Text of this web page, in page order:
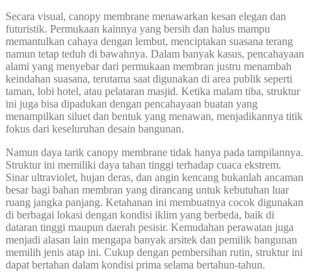
Secara visual, canopy membrane menawarkan kesan elegan dan
futuristik. Permukaan kainnya yang bersih dan halus mampu
memantulkan cahaya dengan lembut, menciptakan suasana terang
namun tetap teduh di bawahnya. Dalam banyak kasus, pencahayaan
alami yang menyebar dari permukaan membran justru menambah
keindahan suasana, terutama saat digunakan di area publik seperti
taman, lobi hotel, atau pelataran masjid. Ketika malam tiba, struktur
ini juga bisa dipadukan dengan pencahayaan buatan yang
menampilkan siluet dan bentuk yang menawan, menjadikannya titik
fokus dari keseluruhan desain bangunan.
Namun daya tarik canopy membrane tidak hanya pada tampilannya.
Struktur ini memiliki daya tahan tinggi terhadap cuaca ekstrem.
Sinar ultraviolet, hujan deras, dan angin kencang bukanlah ancaman
besar bagi bahan membran yang dirancang untuk kebutuhan luar
ruang jangka panjang. Ketahanan ini membuatnya cocok digunakan
di berbagai lokasi dengan kondisi iklim yang berbeda, baik di
dataran tinggi maupun daerah pesisir. Kemudahan perawatan juga
menjadi alasan lain mengapa banyak arsitek dan pemilik bangunan
memilih jenis atap ini. Cukup dengan pembersihan rutin, struktur ini
dapat bertahan dalam kondisi prima selama bertahun-tahun.